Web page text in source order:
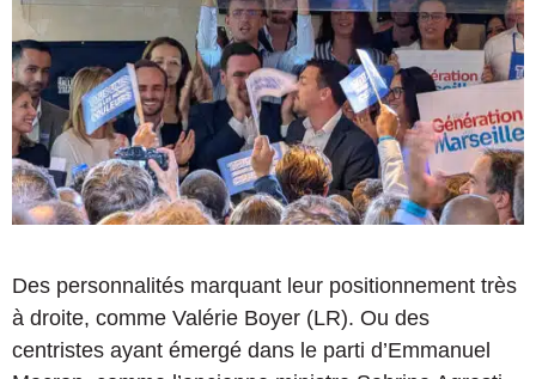
Des personnalités marquant leur positionnement très
à droite, comme Valérie Boyer (LR). Ou des
centristes ayant émergé dans le parti d’Emmanuel